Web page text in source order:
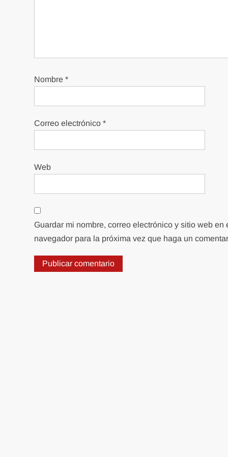
Nombre*
Correo electrónico*
Web
Guardar mi nombre, correo electrónico y sitio web en
navegador para la próxima vez que haga un